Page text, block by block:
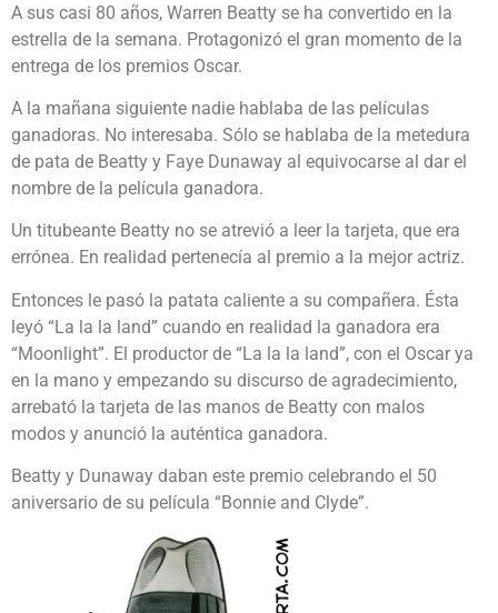
A sus casi 80 años, Warren Beatty se ha convertido en la
estrella de la semana. Protagonizó el gran momento de la
entrega de los premios Oscar.
A la mañana siguiente nadie hablaba de las películas
ganadoras. No interesaba. Sólo se hablaba de la metedura
de pata de Beatty y Faye Dunaway al equivocarse al dar el
nombre de la película ganadora.
Un titubeante Beatty no se atrevió a leer la tarjeta, que era
errónea. En realidad pertenecía al premio a la mejor actriz.
Entonces le pasó la patata caliente a su compañera. Ésta
leyó “La la la land” cuando en realidad la ganadora era
“Moonlight”. El productor de “La la la land”, con el Oscar ya
en la mano y empezando su discurso de agradecimiento,
arrebató la tarjeta de las manos de Beatty con malos
modos y anunció la auténtica ganadora.
Beatty y Dunaway daban este premio celebrando el 50
aniversario de su película “Bonnie and Clyde”.